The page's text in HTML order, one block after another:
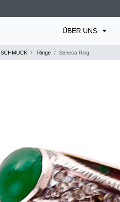
ÜBER UNS
SCHMUCK Ringe Seneca Ring